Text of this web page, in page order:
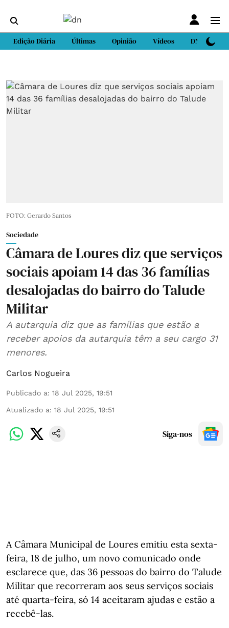
Edição Diária Últimas Opinião Vídeos DN Sport
FOTO: Gerardo Santos
Sociedade
Câmara de Loures diz que serviços
sociais apoiam 14 das 36 famílias
desalojadas do bairro do Talude
Militar
A autarquia diz que as famílias que estão a
receber apoios da autarquia têm a seu cargo 31
menores.
Carlos Nogueira
Publicado a: 18 Jul 2025, 19:51
Atualizado a: 18 Jul 2025, 19:51
Siga-nos
A Câmara Municipal de Loures emitiu esta sexta-
feira, 18 de julho, um novo comunicado onde
esclarece que, das 36 pessoas do bairro do Talude
Militar que recorreram aos seus serviços sociais
até quarta-feira, só 14 aceitaram ajudas e estão a
recebê-las.